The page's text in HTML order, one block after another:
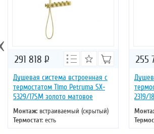
Душевая система встроенная с
термостатом Timo Petruma SX-
5329/17SM золото матовое
Монтаж: встраиваемый (скрытый)
Термостат: есть
Цвет: золото
291 818 Р
2319/
Цвет:
255